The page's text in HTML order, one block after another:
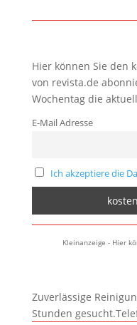
Hier können Sie den
von revista.de
Wochentag die
E-Mail Adresse
Ich akzeptiere die
Kleinanzeige - Hier
Zuverlässige
Stunden